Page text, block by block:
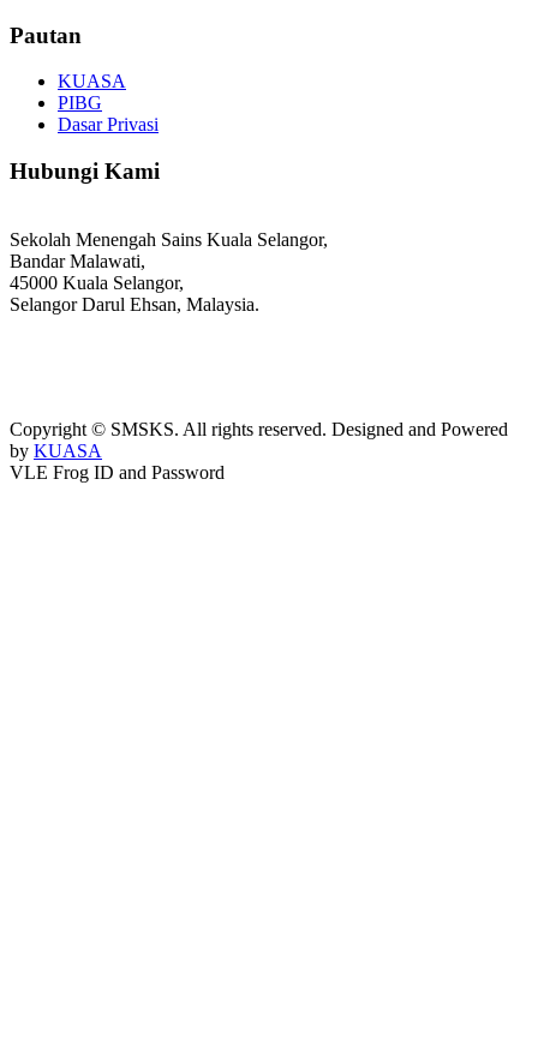
Pautan
KUASA
PIBG
Dasar Privasi
Hubungi Kami
Sekolah Menengah Sains Kuala Selangor,
Bandar Malawati,
45000 Kuala Selangor,
Selangor Darul Ehsan, Malaysia.
Copyright © SMSKS. All rights reserved. Designed and Powered
by KUASA
VLE Frog ID and Password